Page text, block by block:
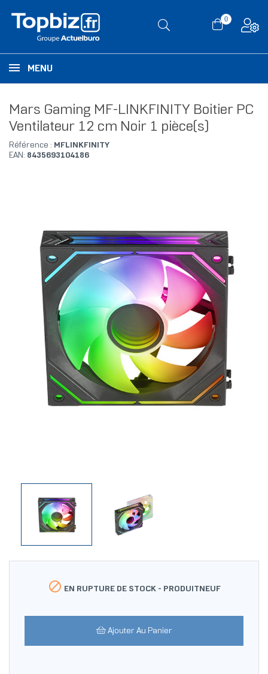
0
MENU
Mars Gaming MF-LINKFINITY Boitier PC
Ventilateur 12 cm Noir 1 pièce(s)
Référence : MFLINKFINITY
EAN: 8435693104186
 EN RUPTURE DE STOCK - PRODUITNEUF
Ajouter Au Panier